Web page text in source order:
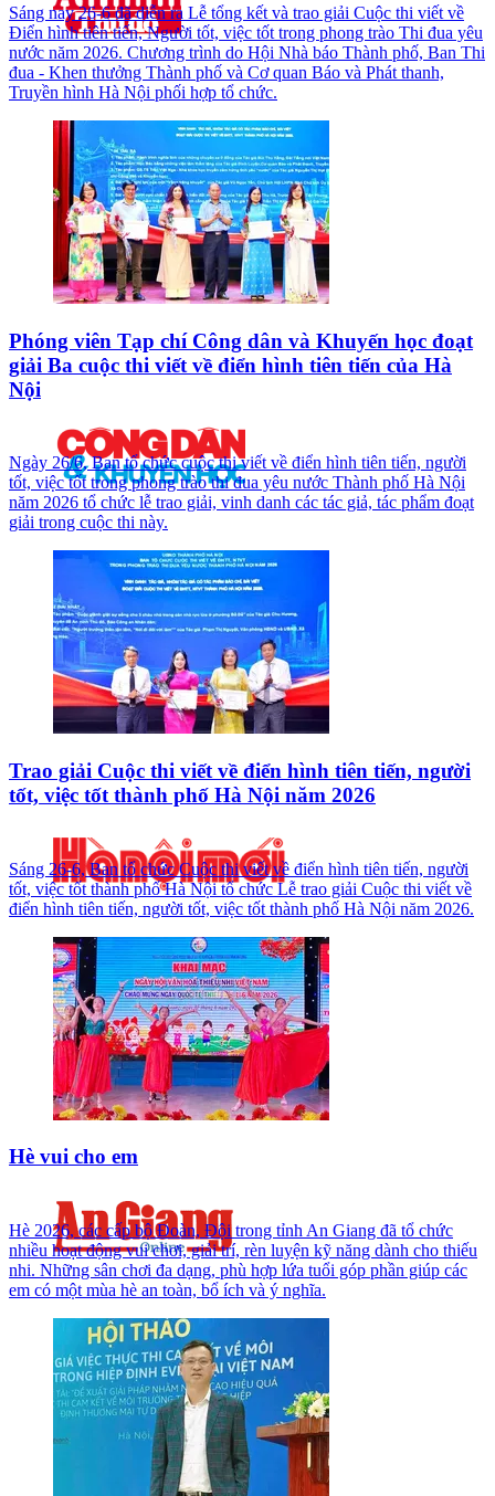
Sáng nay 26-6 đã diễn ra Lễ tổng kết và trao giải Cuộc thi viết về
Điển hình tiên tiến, Người tốt, việc tốt trong phong trào Thi đua yêu
nước năm 2026. Chương trình do Hội Nhà báo Thành phố, Ban Thi
đua - Khen thưởng Thành phố và Cơ quan Báo và Phát thanh,
Truyền hình Hà Nội phối hợp tổ chức.
Phóng viên Tạp chí Công dân và Khuyến học đoạt
giải Ba cuộc thi viết về điển hình tiên tiến của Hà
Nội
Ngày 26/6, Ban tổ chức cuộc thi viết về điển hình tiên tiến, người
tốt, việc tốt trong phong trào thi đua yêu nước Thành phố Hà Nội
năm 2026 tổ chức lễ trao giải, vinh danh các tác giả, tác phẩm đoạt
giải trong cuộc thi này.
Trao giải Cuộc thi viết về điển hình tiên tiến, người
tốt, việc tốt thành phố Hà Nội năm 2026
Sáng 26-6, Ban tổ chức Cuộc thi viết về điển hình tiên tiến, người
tốt, việc tốt thành phố Hà Nội tổ chức Lễ trao giải Cuộc thi viết về
điển hình tiên tiến, người tốt, việc tốt thành phố Hà Nội năm 2026.
Hè vui cho em
Hè 2026, các cấp bộ Đoàn, Đội trong tỉnh An Giang đã tổ chức
nhiều hoạt động vui chơi, giải trí, rèn luyện kỹ năng dành cho thiếu
nhi. Những sân chơi đa dạng, phù hợp lứa tuổi góp phần giúp các
em có một mùa hè an toàn, bổ ích và ý nghĩa.